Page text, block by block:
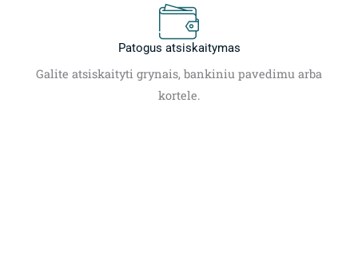
Patogus atsiskaitymas
Galite atsiskaityti grynais, bankiniu pavedimu arba
kortele.